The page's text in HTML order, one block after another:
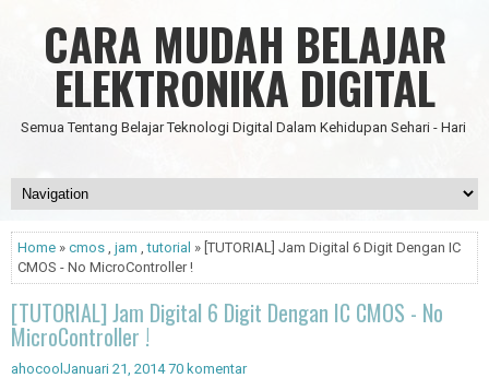
CARA MUDAH BELAJAR
ELEKTRONIKA DIGITAL
Semua Tentang Belajar Teknologi Digital Dalam Kehidupan Sehari - Hari
Home » cmos , jam ,tutorial » [TUTORIAL] Jam Digital 6 Digit Dengan IC
CMOS - No MicroController !
[TUTORIAL] Jam Digital 6 Digit Dengan IC CMOS - No
MicroController !
ahocool Januari 21, 2014 70 komentar